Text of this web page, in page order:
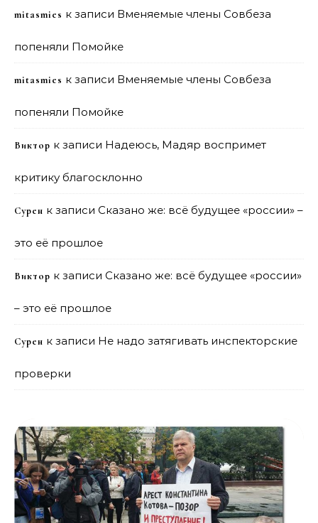
mitasmies к записи Вменяемые члены Совбеза
попеняли Помойке
mitasmies к записи Вменяемые члены Совбеза
попеняли Помойке
Виктор к записи Надеюсь, Мадяр воспримет
критику благосклонно
Сурен к записи Сказано же: всё будущее «россии» –
это её прошлое
Виктор к записи Сказано же: всё будущее «россии»
– это её прошлое
Сурен к записи Не надо затягивать инспекторские
проверки